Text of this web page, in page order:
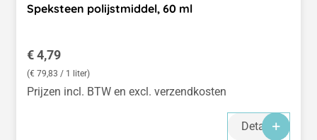
Speksteen polijstmiddel, 60 ml
Normale prijs:
€ 4,79
(€ 79,83 / 1 liter)
Prijzen incl. BTW en excl. verzendkosten
Details